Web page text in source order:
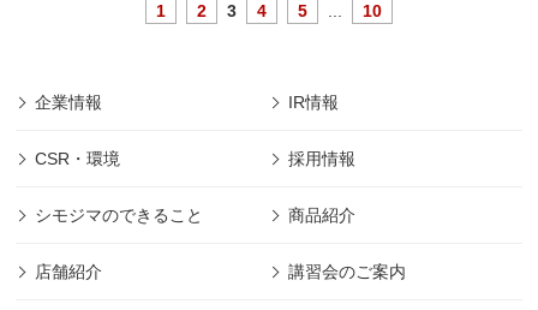
1 2 3 4 5 10
企業情報 IR情報
CSR・環境 採用情報
シモジマのできること 商品紹介
店舗紹介 講習会のご案内